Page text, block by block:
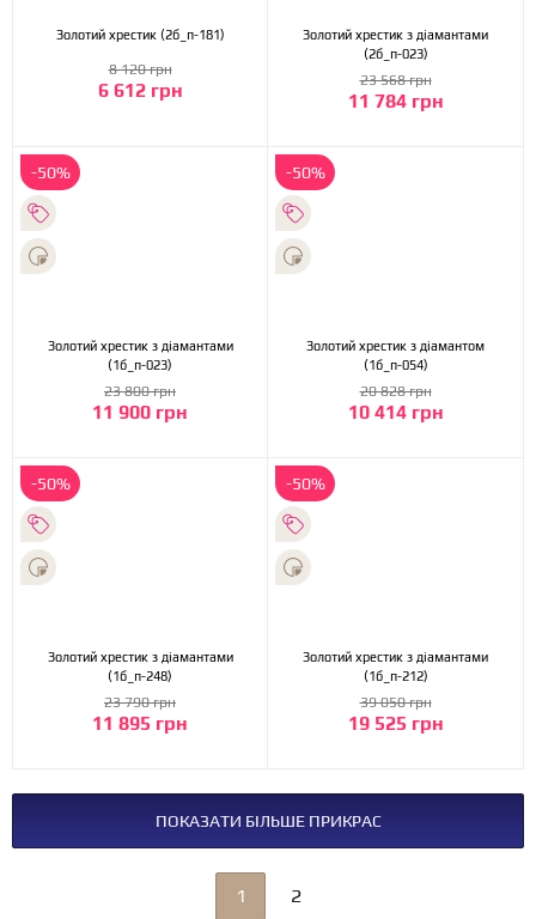
Золотий хрестик (2б_п-181)
6 612 грн
8 120 грн
Золотий хрестик з діамантами
(2б_п-023)
11 784 грн
23 568 грн
-50%
Золотий хрестик з діамантами
(1б_п-023)
11 900 грн
23 800 грн
-50%
Золотий хрестик з діамантом
(1б_п-054)
10 414 грн
20 828 грн
-50%
Золотий хрестик з діамантами
(1б_п-248)
11 895 грн
23 790 грн
-50%
Золотий хрестик з діамантами
(1б_п-212)
19 525 грн
39 050 грн
ПОКАЗАТИ БІЛЬШЕ ПРИКРАС
1 2